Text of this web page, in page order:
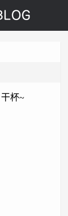
杯~